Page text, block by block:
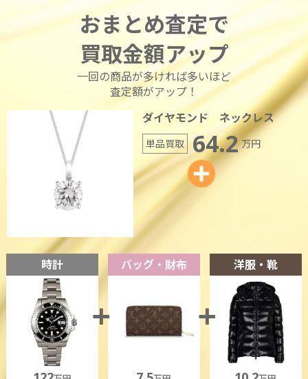
おまとめ査定で
買取金額アップ
一回の商品が多ければ多いほど
査定額がアップ！
ダイヤモンド ネックレス
単品買取 64.2万円
時計 バッグ・財布 洋服・靴